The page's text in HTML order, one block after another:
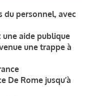
du personnel, avec
une aide publique
une trappe à
De Rome jusqu’à